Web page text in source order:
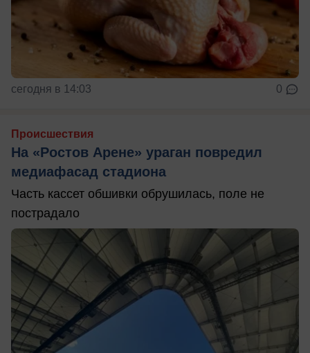
сегодня в 14:03 0
Происшествия
На «Ростов Арене» ураган повредил
медиафасад стадиона
Часть кассет обшивки обрушилась, поле не
пострадало